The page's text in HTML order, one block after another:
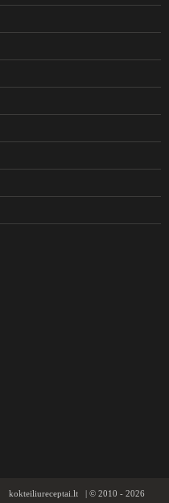
kokteiliureceptai.lt | © 2010 - 2026